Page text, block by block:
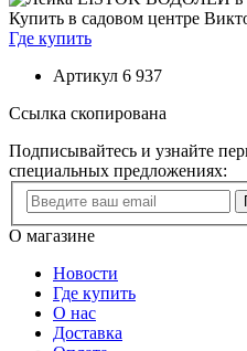
Купить в садовом центре
Где купить
Артикул 6 937
Ссылка скопирована
Подписывайтесь и узнайте
специальных предложениях:
О магазине
Новости
Где купить
О нас
Доставка